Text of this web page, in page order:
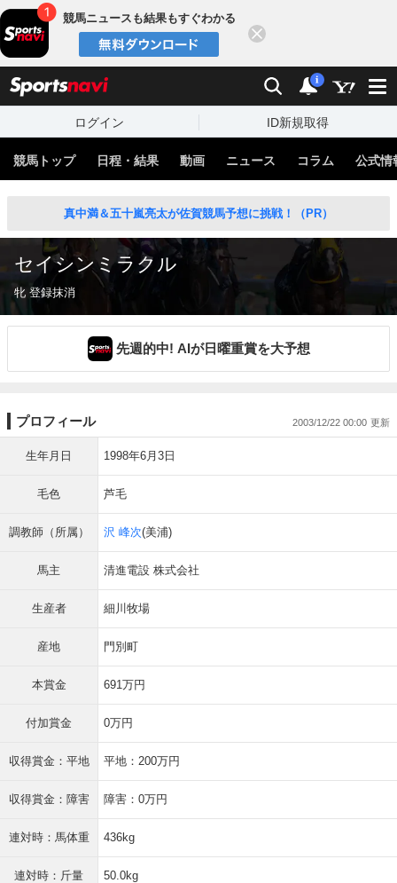
競馬ニュースも結果もすぐわかる
検索 通知
i
ログイン ID新規取得
競馬トップ 日程・結果 動画 ニュース コラム 公式情
真中満＆五十嵐亮太が佐賀競馬予想に挑戦！（PR）
セイシンミラクル
牝 登録抹消
先週的中! AIが日曜重賞を大予想
プロフィール 2003/12/22 00:00
生年月日 1998年6月3日
毛色 芦毛
調教師（所属） 沢 峰次(美浦)
馬主 清進電設 株式会社
生産者 細川牧場
産地 門別町
本賞金 691万円
付加賞金 0万円
収得賞金：平地 平地：200万円
収得賞金：障害 障害：0万円
連対時：馬体重 436kg
連対時：斤量 50.0kg